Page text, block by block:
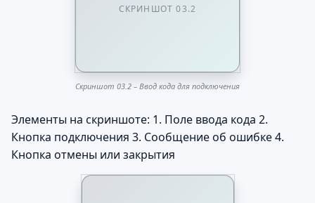
СКРИНШОТ 03.2
Скриншот 03.2 – Ввод кода для подключения
Элементы на скриншоте: 1. Поле ввода кода 2.
Кнопка подключения 3. Сообщение об ошибке 4.
Кнопка отмены или закрытия